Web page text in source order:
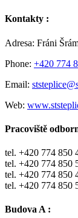
Kontakty :
Adresa: Fráni
Phone: +420 774
Email:
Web:
Pracoviště
tel. +420 774 850
tel. +420 774 850
tel. +420 774 850
tel. +420 774 850
Budova A :